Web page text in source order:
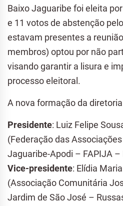
Baixo Jaguaribe foi eleita
e 11 votos de abstenção
estavam presentes a
membros) optou por não
visando garantir a lisura e
processo eleitoral.
A nova formação da
Presidente: Luiz Felipe
(Federação das
Jaguaribe-Apodi – FAPIJA
Vice-presidente: Elídia
(Associação Comunitária
Jardim de São José –